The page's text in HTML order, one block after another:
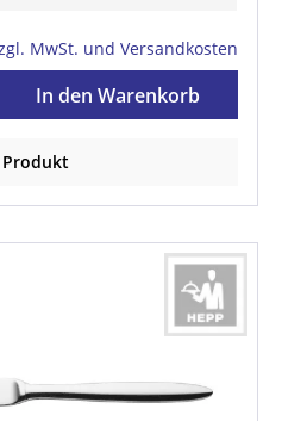
MwSt. und Versandkosten
In den Warenkorb
Produkt